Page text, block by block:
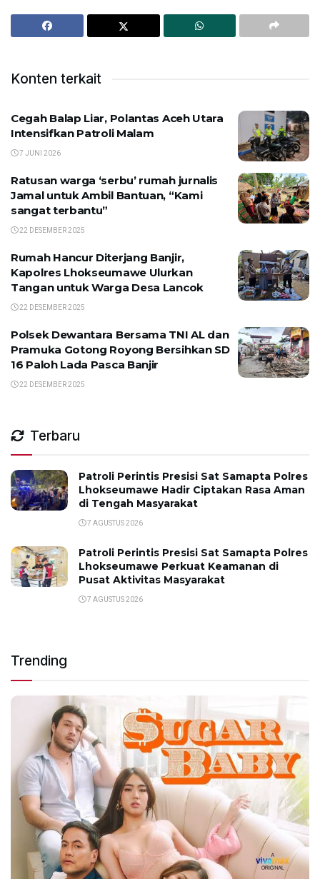
Konten terkait
Cegah Balap Liar, Polantas Aceh Utara
Intensifkan Patroli Malam
7 JUNI 2026
Ratusan warga ‘serbu’ rumah jurnalis
Jamal untuk Ambil Bantuan, “Kami
sangat terbantu”
22 DESEMBER 2025
Rumah Hancur Diterjang Banjir,
Kapolres Lhokseumawe Ulurkan
Tangan untuk Warga Desa Lancok
22 DESEMBER 2025
Polsek Dewantara Bersama TNI AL dan
Pramuka Gotong Royong Bersihkan SD
16 Paloh Lada Pasca Banjir
22 DESEMBER 2025
Terbaru
Patroli Perintis Presisi Sat Samapta Polres
Lhokseumawe Hadir Ciptakan Rasa Aman
di Tengah Masyarakat
7 AGUSTUS 2026
Patroli Perintis Presisi Sat Samapta Polres
Lhokseumawe Perkuat Keamanan di
Pusat Aktivitas Masyarakat
7 AGUSTUS 2026
Trending